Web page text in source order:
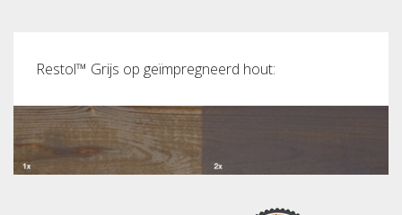
Restol™ Grijs op geïmpregneerd hout: